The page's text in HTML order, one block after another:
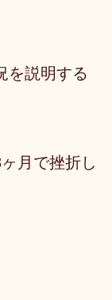
を説明する
月で挫折し